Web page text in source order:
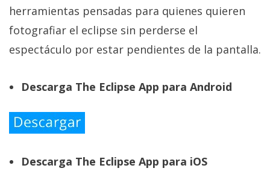
herramientas pensadas para quienes quieren
fotografiar el eclipse sin perderse el
espectáculo por estar pendientes de la pantalla.
Descarga The Eclipse App para Android
Descarga The Eclipse App para iOS